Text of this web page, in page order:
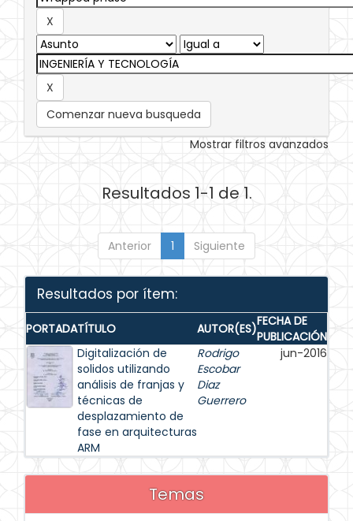
Comenzar nueva busqueda
Mostrar filtros avanzados
Resultados 1-1 de 1.
Anterior 1 Siguiente
Resultados por ítem:
PORTADATÍTULO AUTOR(ES)FECHA DE
PUBLICACIÓN
Digitalización de
solidos utilizando
análisis de franjas y
técnicas de
desplazamiento de
fase en arquitecturas
ARM
Rodrigo
Escobar
Diaz
Guerrero
jun-2016
Temas